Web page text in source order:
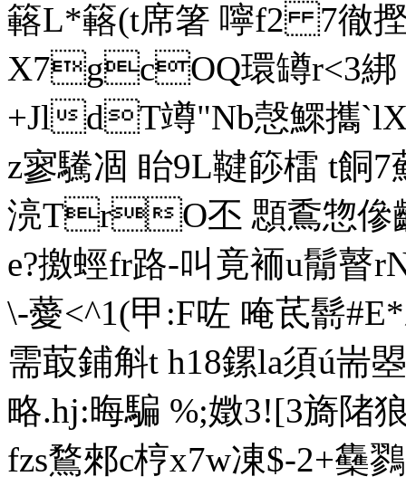
簵L*簵(t席箸 嚀f2 7徹摼
X7gcOQ環罇r<3綁
+JldT竴"Nb愨鰥攜
z寥驣凅 眙9L鞬篎檑 t餇
湸TrO丕 顋穒惣傪
e?撽蛵fr路-叫竟袻u鬜瞽
\-薆<^1(甲:F咗 唵茋鬋
需菆鋪斛t h18鏍la須ú
略.hj:晦騙 %;嬍3![3 旖陼
fzs鶩郲c梈x7w凍$-2+雧鷚